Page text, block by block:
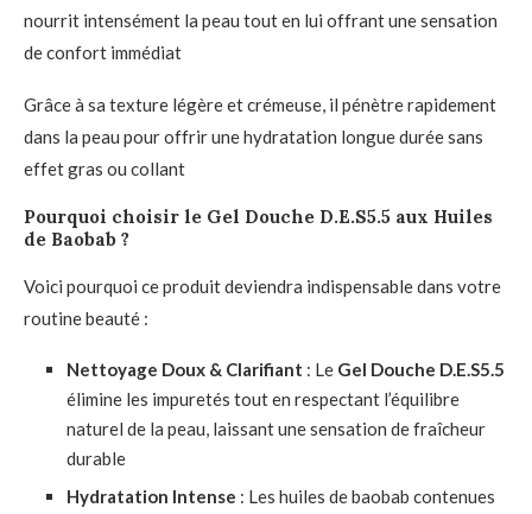
nourrit intensément la peau tout en lui offrant une sensation
de confort immédiat
Grâce à sa texture légère et crémeuse, il pénètre rapidement
dans la peau pour offrir une hydratation longue durée sans
effet gras ou collant
Pourquoi choisir le Gel Douche D.E.S5.5 aux Huiles
de Baobab ?
Voici pourquoi ce produit deviendra indispensable dans votre
routine beauté :
Nettoyage Doux & Clarifiant : Le Gel Douche D.E.S5.5
élimine les impuretés tout en respectant l’équilibre
naturel de la peau, laissant une sensation de fraîcheur
durable
Hydratation Intense : Les huiles de baobab contenues